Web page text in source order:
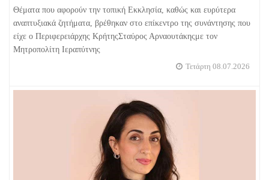
Θέματα που αφορούν την τοπική Εκκλησία, καθώς και ευρύτερα
αναπτυξιακά ζητήματα, βρέθηκαν στο επίκεντρο της συνάντησης που
είχε ο Περιφερειάρχης ΚρήτηςΣταύρος Αρναουτάκηςμε τον
Μητροπολίτη Ιεραπύτνης
Τετάρτη 08.07.2026